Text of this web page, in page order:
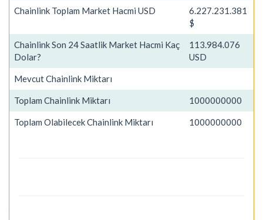
Chainlink Toplam Market Hacmi USD
6.227.231.381
$
Chainlink Son 24 Saatlik Market Hacmi Kaç
Dolar?
113.984.076
USD
Mevcut Chainlink Miktarı
Toplam Chainlink Miktarı 1000000000
Toplam Olabilecek Chainlink Miktarı 1000000000